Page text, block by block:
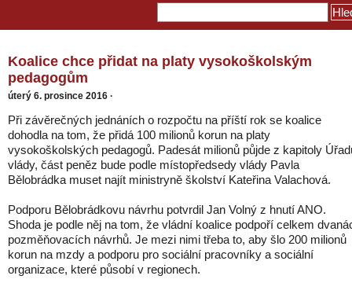
Koalice chce přidat na platy vysokoškolským
pedagogům
úterý 6. prosince 2016 ·
Při závěrečných jednáních o rozpočtu na příští rok se koalice
dohodla na tom, že přidá 100 milionů korun na platy
vysokoškolských pedagogů. Padesát milionů půjde z kapitoly
vlády, část peněz bude podle místopředsedy vlády Pavla
Bělobrádka muset najít ministryně školství Kateřina Valachová.
Podporu Bělobrádkovu návrhu potvrdil Jan Volný z hnutí ANO.
Shoda je podle něj na tom, že vládní koalice podpoří celkem
pozměňovacích návrhů. Je mezi nimi třeba to, aby šlo 200 milionů
korun na mzdy a podporu pro sociální pracovníky a sociální
organizace, které působí v regionech.